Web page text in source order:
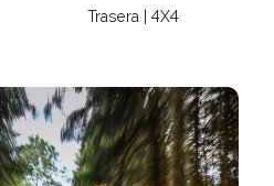
Trasera | 4X4